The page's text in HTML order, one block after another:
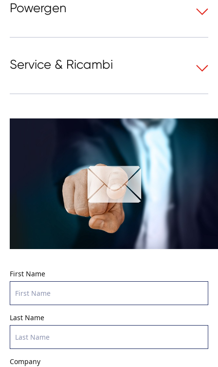
Powergen
Service & Ricambi
First Name
Last Name
Company